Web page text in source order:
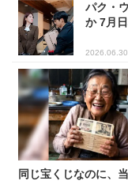
パク・
か 7月
2026.06.30
同じ宝くじなのに、